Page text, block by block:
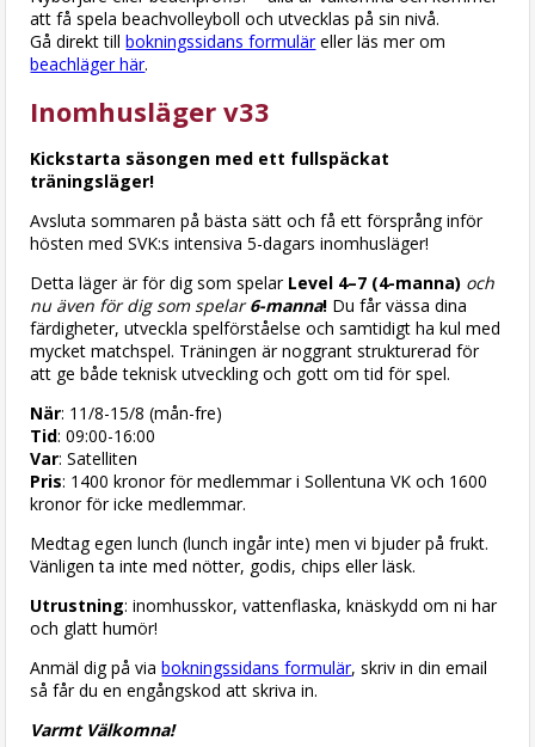
att få spela beachvolleyboll och utvecklas på sin nivå.
Gå direkt tillbokningssidans formuläreller läs mer om
beachläger här.
Inomhusläger v33
Kickstarta säsongen med ett fullspäckat
träningsläger!
Avsluta sommaren på bästa sätt och få ett försprång inför
hösten med SVK:s intensiva 5-dagars inomhusläger!
Detta läger är för dig som spelar Level 4–7 (4-manna) och
nu även för dig som spelar6-manna! Du får vässa dina
färdigheter, utveckla spelförståelse och samtidigt ha kul med
mycket matchspel. Träningen är noggrant strukturerad för
att ge både teknisk utveckling och gott om tid för spel.
När: 11/8-15/8 (mån-fre)
Tid: 09:00-16:00
Var: Satelliten
Pris: 1400 kronor för medlemmar i Sollentuna VK och 1600
kronor för icke medlemmar.
Medtag egen lunch (lunch ingår inte) men vi bjuder på frukt.
Vänligen ta inte med nötter, godis, chips eller läsk.
Utrustning: inomhusskor, vattenflaska, knäskydd om ni har
och glatt humör!
Anmäl dig på viabokningssidans formulär, skriv in din email
så får du en engångskod att skriva in.
Varmt Välkomna!